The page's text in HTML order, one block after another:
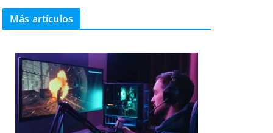
Más artículos